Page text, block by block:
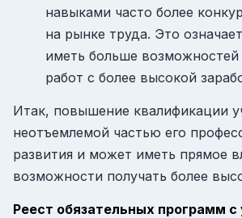
навыками часто более
на рынке труда. Это
иметь больше возможностей
работ с более высокой
Итак, повышение квалификации
неотъемлемой частью его
развития и может иметь прямое
возможности получать более
Реест обязательных программ с